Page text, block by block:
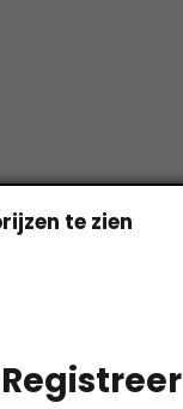
te zien
Registreer